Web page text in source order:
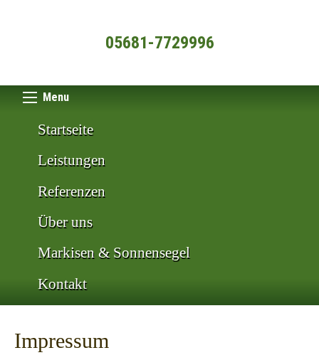
05681-7729996
Menu
Startseite
Leistungen
Referenzen
Über uns
Markisen & Sonnensegel
Kontakt
Impressum